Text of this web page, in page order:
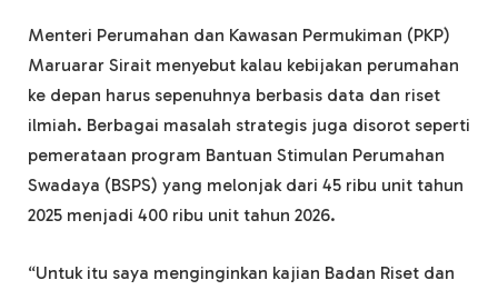
Menteri Perumahan dan Kawasan Permukiman (PKP)
Maruarar Sirait menyebut kalau kebijakan perumahan
ke depan harus sepenuhnya berbasis data dan riset
ilmiah. Berbagai masalah strategis juga disorot seperti
pemerataan program Bantuan Stimulan Perumahan
Swadaya (BSPS) yang melonjak dari 45 ribu unit tahun
2025 menjadi 400 ribu unit tahun 2026.
“Untuk itu saya menginginkan kajian Badan Riset dan